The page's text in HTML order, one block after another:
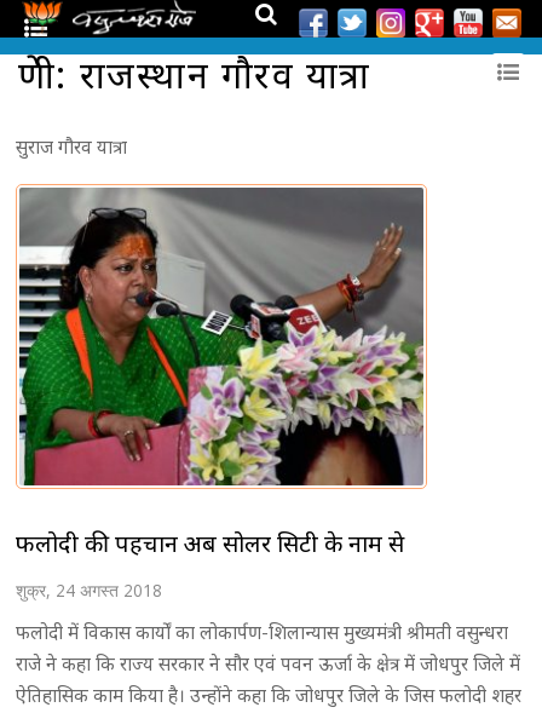
श्रेणी: राजस्थान गौरव यात्रा
सुराज गौरव यात्रा
फलोदी की पहचान अब सोलर सिटी के नाम से
शुक्र, 24 अगस्त 2018
फलोदी में विकास कार्यों का लोकार्पण-शिलान्यास मुख्यमंत्री श्रीमती वसुन्धरा
राजे ने कहा कि राज्य सरकार ने सौर एवं पवन ऊर्जा के क्षेत्र में जोधपुर जिले में
ऐतिहासिक काम किया है। उन्होंने कहा कि जोधपुर जिले के जिस फलोदी शहर